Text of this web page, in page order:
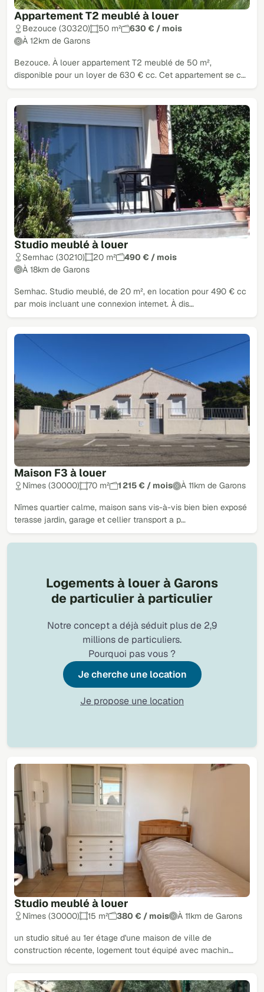
Appartement T2 meublé à louer
Bezouce (30320) 50 m²
630 € / mois
À 12km de Garons
Bezouce. À louer appartement T2 meublé de 50 m²,
disponible pour un loyer de 630 € cc. Cet appartement se c…
Studio meublé à louer
Sernhac (30210) 20 m²
490 € / mois
À 18km de Garons
Sernhac. Studio meublé, de 20 m², en location pour 490 € cc
par mois incluant une connexion internet. À dis…
Maison F3 à louer
Nîmes (30000) 70 m² 1 215 € / mois À 11km de Garons
Nîmes quartier calme, maison sans vis-à-vis bien bien exposé
terasse jardin, garage et cellier transport a p…
Studio meublé à louer
Nîmes (30000) 15 m² 380 € / mois À 11km de Garons
un studio situé au 1er étage d'une maison de ville de
construction récente, logement tout équipé avec machin…
Logements à louer à Garons
de particulier à particulier
Notre concept a déjà séduit plus de 2,9
millions de particuliers.
Pourquoi pas vous ?
Je cherche une location
Je propose une location